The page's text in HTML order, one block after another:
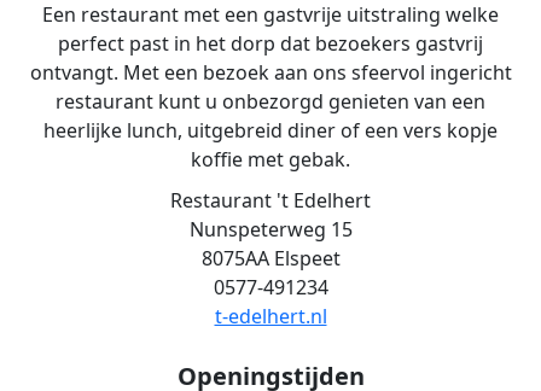
Een restaurant met een gastvrije uitstraling welke
perfect past in het dorp dat bezoekers gastvrij
ontvangt. Met een bezoek aan ons sfeervol ingericht
restaurant kunt u onbezorgd genieten van een
heerlijke lunch, uitgebreid diner of een vers kopje
koffie met gebak.
Restaurant 't Edelhert
Nunspeterweg 15
8075AA Elspeet
0577-491234
t-edelhert.nl
Openingstijden